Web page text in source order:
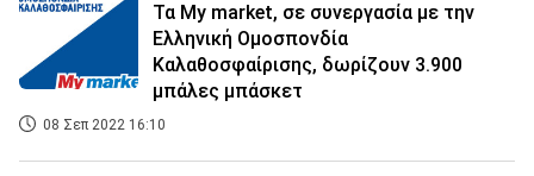
Τα My market, σε συνεργασία με την
Ελληνική Ομοσπονδία
Καλαθοσφαίρισης, δωρίζουν 3.900
μπάλες μπάσκετ
08 Σεπ 2022 16:10